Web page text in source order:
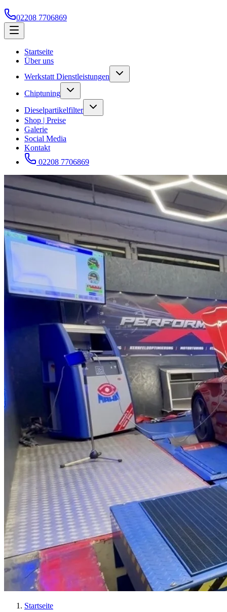
02208 7706869
Startseite
Über uns
Werkstatt Dienstleistungen
Chiptuning
Dieselpartikelfilter
Shop | Preise
Galerie
Social Media
Kontakt
02208 7706869
Startseite